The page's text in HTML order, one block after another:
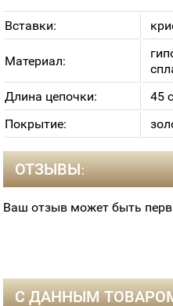
Вставки:
Материал:
Длина цепочки:
45
Покрытие:
ОТЗЫВЫ:
Ваш отзыв может быть
С ДАННЫМ